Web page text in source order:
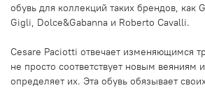
обувь для коллекций таких брендов, как
Gigli, Dolce&Gabanna и Roberto Cavalli.
Cesare Paciotti отвечает изменяющимся
не просто соответствует новым веяниям
определяет их. Эта обувь обязывает